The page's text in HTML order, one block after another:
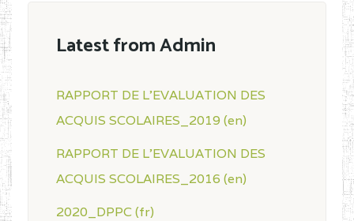
Latest from Admin
RAPPORT DE L'EVALUATION DES
ACQUIS SCOLAIRES_2019 (en)
RAPPORT DE L'EVALUATION DES
ACQUIS SCOLAIRES_2016 (en)
2020_DPPC (fr)